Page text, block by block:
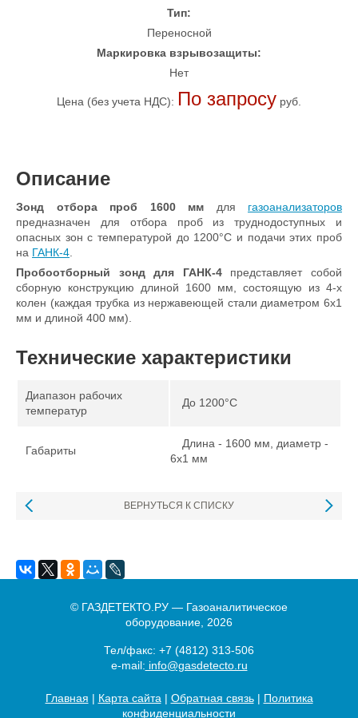
Тип:
Переносной
Маркировка взрывозащиты:
Нет
Цена (без учета НДС): По запросу руб.
Описание
Зонд отбора проб 1600 мм для газоанализаторов
предназначен для отбора проб из труднодоступных и
опасных зон с температурой до 1200°С и подачи этих проб
на ГАНК-4
Пробоотборный зонд для ГАНК-4 представляет собой
сборную конструкцию длиной 1600 мм, состоящую из 4-х
колен (каждая трубка из нержавеющей стали диаметром 6х1
мм и длиной 400 мм).
Технические характеристики
Диапазон рабочих
температур
До 1200°С
Габариты
Длина - 1600 мм, диаметр -
6х1 мм
ВЕРНУТЬСЯ К СПИСКУ
© ГАЗДЕТЕКТО.РУ — Газоаналитическое
оборудование, 2026
Тел/факс: +7 (4812) 313-506
e-mail: info@gasdetecto.ru
Главная | Карта сайта | Обратная связь| Политика
конфиденциальности